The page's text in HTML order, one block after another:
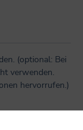
(optional: Bei
verwenden.
hervorrufen.)